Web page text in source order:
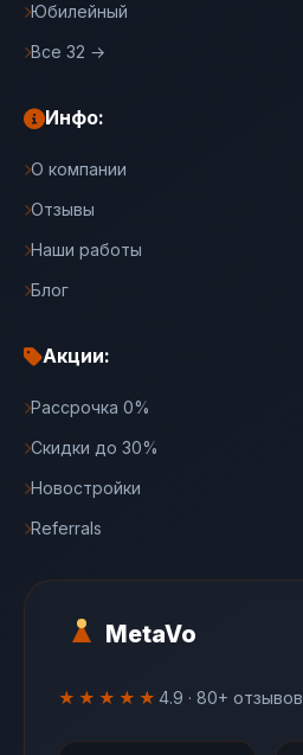
MetaVo
★★★★★ 4.9 · 80+ отзывов
Юбилейный
Все 32 →
Инфо:
О компании
Отзывы
Наши работы
Блог
Акции:
Рассрочка 0%
Скидки до 30%
Новостройки
Referrals